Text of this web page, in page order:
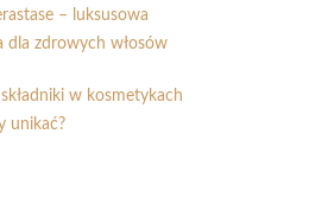
– luksusowa
dla zdrowych włosów
w kosmetykach
unikać?